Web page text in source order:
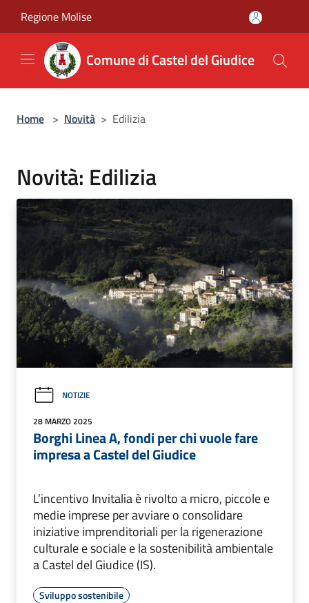
Regione Molise
Comune di Castel del Giudice
Home > Novità > Edilizia
Novità: Edilizia
NOTIZIE
28 MARZO 2025
Borghi Linea A, fondi per chi vuole fare
impresa a Castel del Giudice
L’incentivo Invitalia è rivolto a micro, piccole e
medie imprese per avviare o consolidare
iniziative imprenditoriali per la rigenerazione
culturale e sociale e la sostenibilità ambientale
a Castel del Giudice (IS).
Sviluppo sostenibile